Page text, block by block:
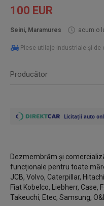
100 EUR
Seini, Maramures acum o
Piese utilaje industriale și de
Producător
Dezmembrăm și
funcționale pentru toate
JCB, Volvo, Caterpillar,
Fiat Kobelco, Liebherr, Case,
Takeuchi, Etec, Samsung,